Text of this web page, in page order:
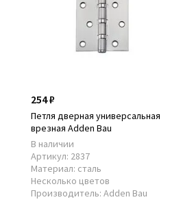
254 ₽
Петля дверная универсальная
врезная Adden Bau
В наличии
Артикул: 2837
Материал: сталь
Несколько цветов
Производитель: Adden Bau